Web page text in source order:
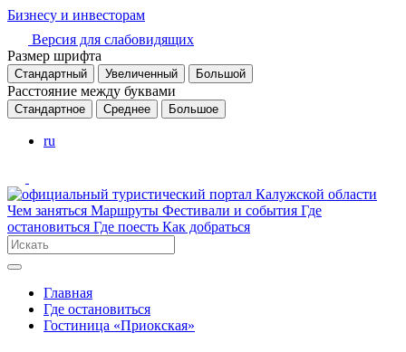
Бизнесу и инвесторам
Версия для слабовидящих
Размер шрифта
Стандартный Увеличенный Большой
Расстояние между буквами
Стандартное Среднее Большое
ru
Чем заняться Маршруты Фестивали и события Где
остановиться Где поесть Как добраться
Главная
Где остановиться
Гостиница «Приокская»